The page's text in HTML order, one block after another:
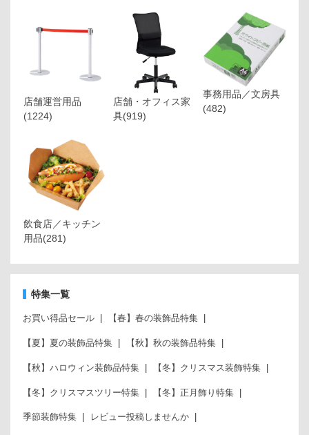
店舗運営用品
(1224)
店舗・オフィス家
具(919)
事務用品／文房具
(482)
飲食店／キッチン
用品(281)
特集一覧
お買い得品セール 【春】春の装飾品特集
【夏】夏の装飾品特集 【秋】秋の装飾品特集
【秋】ハロウィン装飾品特集 【冬】クリスマス装飾特集
【冬】クリスマスツリー特集 【冬】正月飾り特集
季節装飾特集 レビュー投稿しませんか